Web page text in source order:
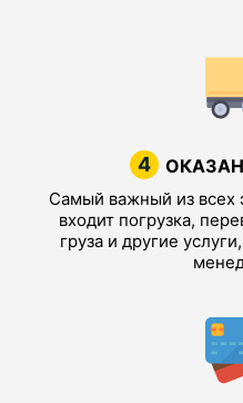
4
Самый важный из всех
входит погрузка,
груза и другие